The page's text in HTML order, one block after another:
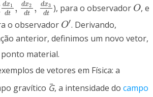
dx1
dt , dx2
dt , dx3
dt
dx1d t,dx2 dt,dx3 dt
), para o observador O
O, e
t o observador O′
O′. Derivando,
anterior, definimos um novo vetor,
material.
de vetores em Física: a
gravítico
→
G, a intensidade do campo